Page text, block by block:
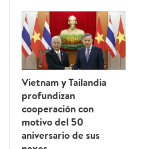
Vietnam y Tailandia
profundizan
cooperación con
motivo del 50
aniversario de sus